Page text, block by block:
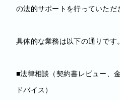
の法的サポートを行っていただ
具体的な業務は以下の通りです。
■法律相談（契約書レビュー、
ドバイス）